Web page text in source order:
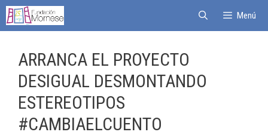
Menú
ARRANCA EL PROYECTO
DESIGUAL DESMONTANDO
ESTEREOTIPOS
#CAMBIAELCUENTO